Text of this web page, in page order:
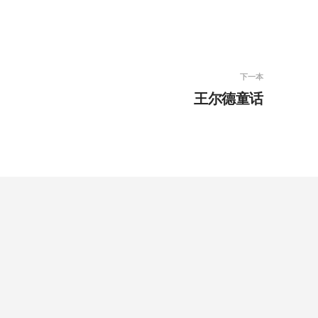
下一本
王尔德童话